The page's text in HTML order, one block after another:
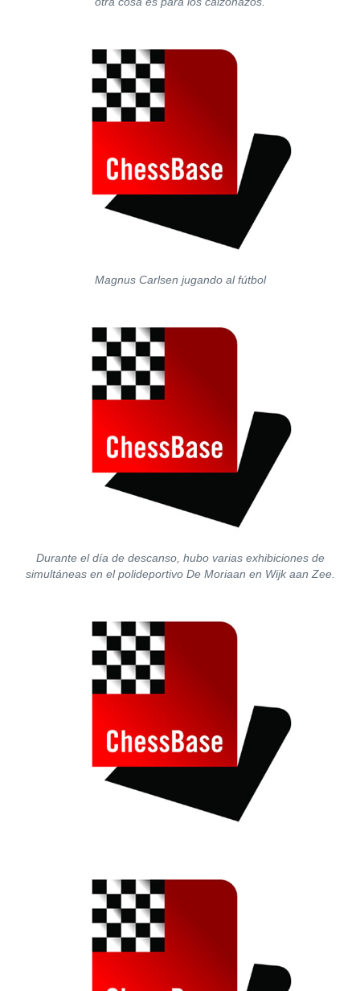
Magnus Carlsen jugando al fútbol
Durante el día de descanso, hubo varias exhibiciones de
simultáneas en el polideportivo De Moriaan en Wijk aan Zee.